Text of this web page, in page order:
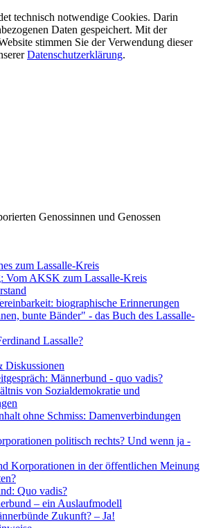
technisch notwendige Cookies. Darin
Daten gespeichert. Mit der
stimmen Sie der Verwendung dieser
Datenschutzerklärung.
Genossinnen und Genossen
zum Lassalle-Kreis
Vom AKSK zum Lassalle-Kreis
biographische Erinnerungen
bunte Bänder" - das Buch des Lassalle-
Lassalle?
Diskussionen
Männerbund - quo vadis?
von Sozialdemokratie und
ohne Schmiss: Damenverbindungen
politisch rechts? Und wenn ja -
Korporationen in der öffentlichen Meinung
Quo vadis?
– ein Auslaufmodell
Zukunft? – Ja!